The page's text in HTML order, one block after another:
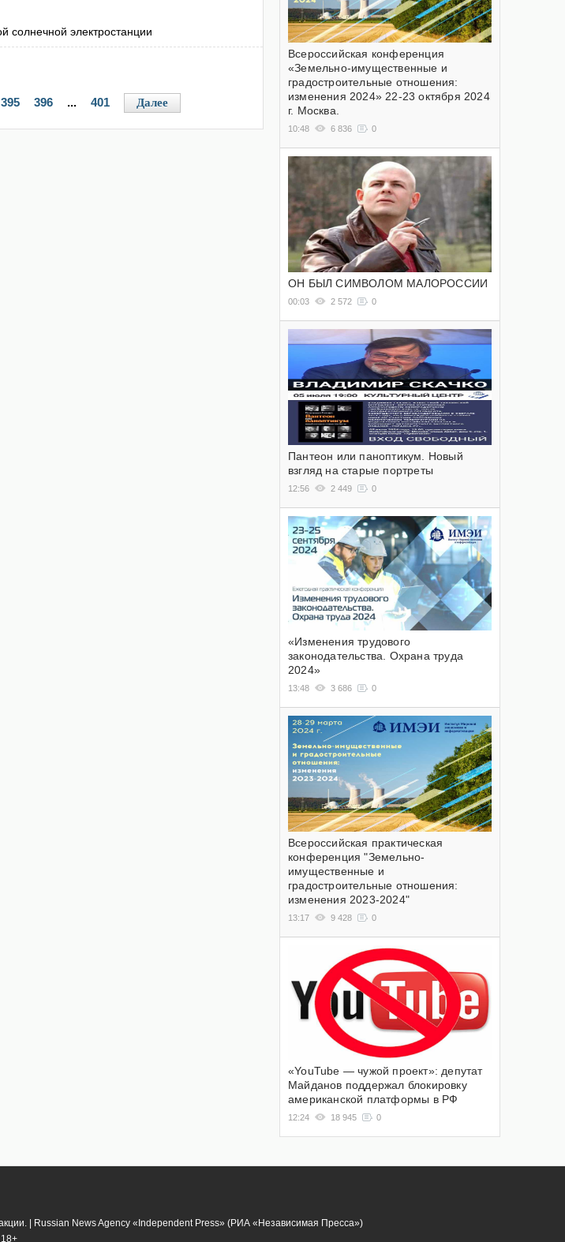
солнечной электростанции
395 396 ... 401 Далее
Всероссийская конференция
«Земельно-имущественные и
градостроительные отношения:
изменения 2024» 22-23 октября 2024
г. Москва.
10:48 6 836 0
ОН БЫЛ СИМВОЛОМ МАЛОРОССИИ
00:03 2 572 0
Пантеон или паноптикум. Новый
взгляд на старые портреты
12:56 2 449 0
«Изменения трудового
законодательства. Охрана труда
2024»
13:48 3 686 0
Всероссийская практическая
конференция "Земельно-
имущественные и
градостроительные отношения:
изменения 2023-2024"
13:17 9 428 0
«YouTube — чужой проект»: депутат
Майданов поддержал блокировку
американской платформы в РФ
12:24 18 945 0
| Russian News Agency «Independent Press» (РИА «Независимая Пресса»)